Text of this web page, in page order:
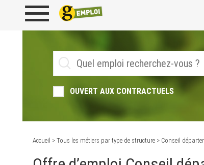
OUVERT AUX CONTRACTUELS
Accueil > Tous les métiers par type de structure > Conseil